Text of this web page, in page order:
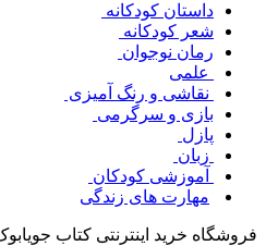
داستان کودکانه
شعر کودکانه
رمان نوجوان
علمی
نقاشی و رنگ آمیزی
بازی و سرگرمی
پازل
زبان
آموزشی کودکان
مهارت های زندگی
فروشگاه خرید اینترنتی کتاب